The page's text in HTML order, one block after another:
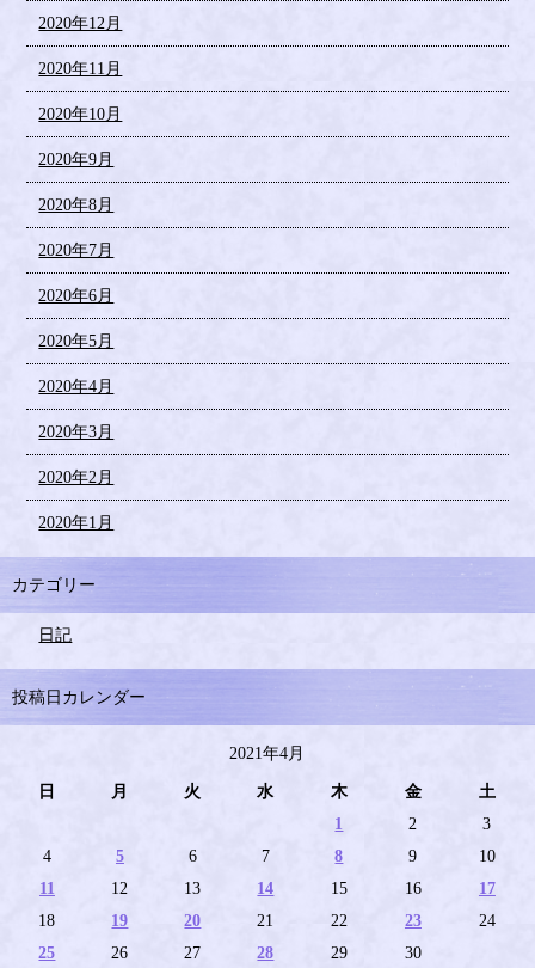
2020年12月
2020年11月
2020年10月
2020年9月
2020年8月
2020年7月
2020年6月
2020年5月
2020年4月
2020年3月
2020年2月
2020年1月
カテゴリー
日記
投稿日カレンダー
2021年4月
日 月 火 水 木 金
土
1
2
3
4
5 6 7 8 9
10
11
12 13 14 15 16
17
18
19 20 21 22 23
24
25
26 27 28 29 30